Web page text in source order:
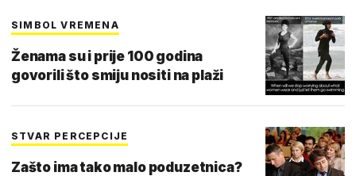
SIMBOL VREMENA
Ženama su i prije 100 godina
govorili što smiju nositi na plaži
STVAR PERCEPCIJE
Zašto ima tako malo poduzetnica?